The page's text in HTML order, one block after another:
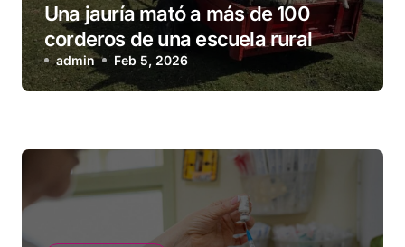
Una jauría mató a más de 100
corderos de una escuela rural
admin Feb 5, 2026